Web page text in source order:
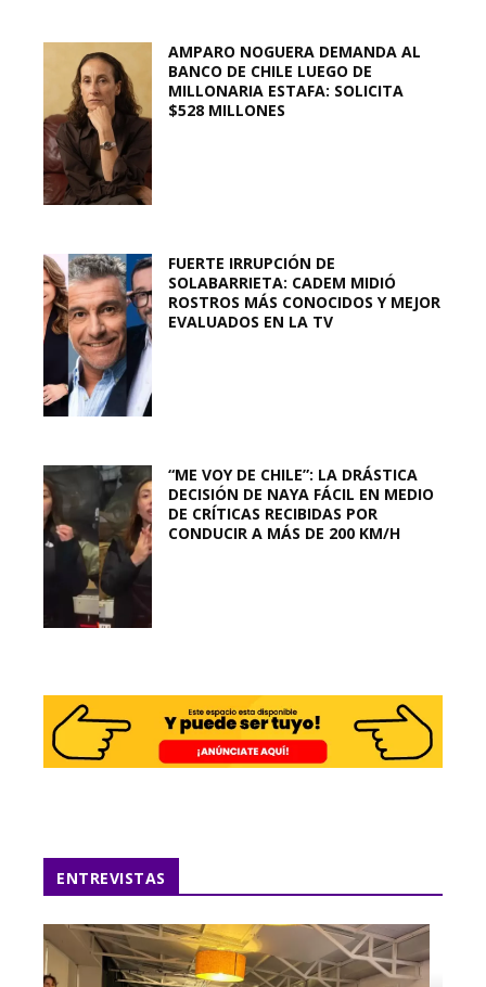
AMPARO NOGUERA DEMANDA AL
BANCO DE CHILE LUEGO DE
MILLONARIA ESTAFA: SOLICITA
$528 MILLONES
FUERTE IRRUPCIÓN DE
SOLABARRIETA: CADEM MIDIÓ
ROSTROS MÁS CONOCIDOS Y MEJOR
EVALUADOS EN LA TV
“ME VOY DE CHILE”: LA DRÁSTICA
DECISIÓN DE NAYA FÁCIL EN MEDIO
DE CRÍTICAS RECIBIDAS POR
CONDUCIR A MÁS DE 200 KM/H
ENTREVISTAS